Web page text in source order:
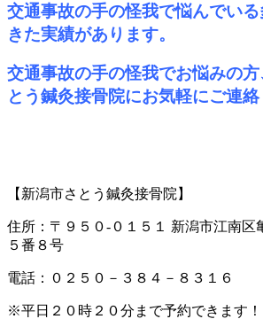
交通事故の手の怪我で悩んでい
きた実績があります。
交通事故の手の怪我でお悩みの
とう鍼灸接骨院にお気軽にご連絡
【新潟市さとう鍼灸接骨院】
住所：〒９５０-０１５１ 新潟市江南区
５番８号
電話：０２５０－３８４－８３１６
※平日２０時２０分まで予約できます